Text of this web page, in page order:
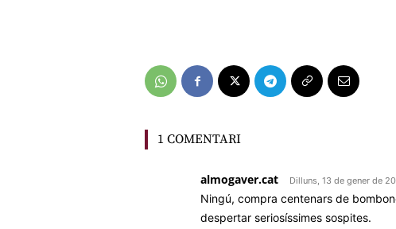
1 COMENTARI
almogaver.cat Dilluns, 13 de gener de
Ningú, compra centenars de
despertar seriosíssimes sospites.